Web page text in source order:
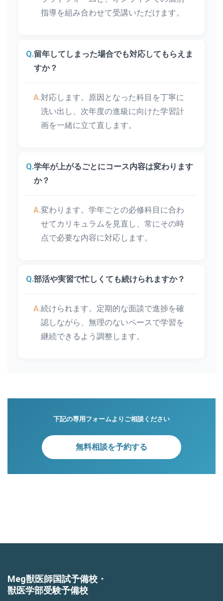
指導を組み合わせて受講いただけます。
Q.留年してしまった場合でも対応してもらえま
すか？
A.対応します。原因となった科目を丁寧に
洗い出し、次年度の進級に向けた学習計
画を一緒に立て直します。
Q.学年が上がるごとにコース内容は変わります
か？
A.変わります。学年ごとの必修科目に合わ
せてカリキュラムを見直し、常にその時
点で必要な内容に対応します。
Q.部活や実習で忙しくても続けられますか？
A.続けられます。定期的な面談で進捗を確
認しながら、無理のないペースで学習を
継続できるよう調整します。
下記の専用フォームよりご相談ください
無料相談を予約する
Meg獣医師国試予備校・
獣医学部受験予備校